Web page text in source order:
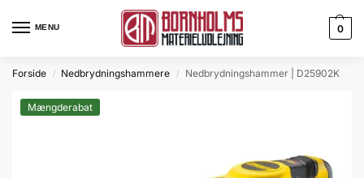
MENU 0
Forside / Nedbrydningshammere / Nedbrydningshammer | D25902K
Mængderabat